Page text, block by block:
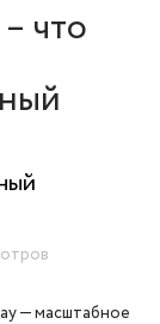
что
— масштабное